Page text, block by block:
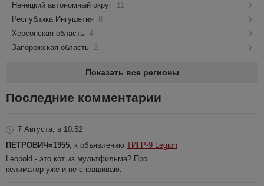
Ненецкий автономный округ 11
Республика Ингушетия
8
Херсонская область 4
Запорожская область
2
Показать все регионы
Последние комментарии
7 Августа, в 10:52
ПЕТРОВИЧ=1955 , к объявлению ТИГР-9 Legion
Leopold - это кот из мультфильма? Про
келиматор уже и не спрашиваю.